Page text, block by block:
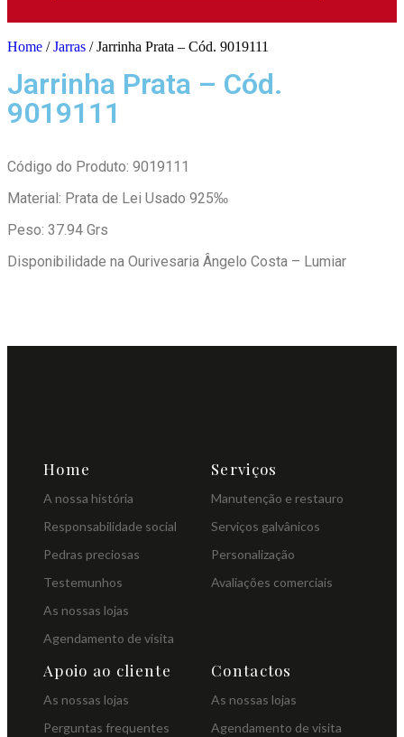
Home /Jarras / Jarrinha Prata – Cód. 9019111
Jarrinha Prata – Cód.
9019111
Código do Produto: 9019111
Material: Prata de Lei Usado 925‰
Peso: 37.94 Grs
Disponibilidade na Ourivesaria Ângelo Costa – Lumiar
Home
A nossa história
Responsabilidade social
Pedras preciosas
Testemunhos
As nossas lojas
Agendamento de visita
Serviços
Manutenção e restauro
Serviços galvânicos
Personalização
Avaliações comerciais
Apoio ao cliente
As nossas lojas
Perguntas frequentes
Contactos
As nossas lojas
Agendamento de visita